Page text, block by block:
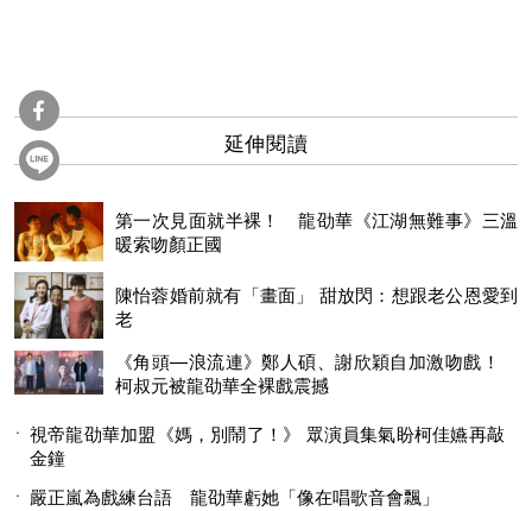
延伸閱讀
第一次見面就半裸！ 龍劭華《江湖無難事》三溫
暖索吻顏正國
陳怡蓉婚前就有「畫面」 甜放閃：想跟老公恩愛到
老
《角頭—浪流連》鄭人碩、謝欣穎自加激吻戲！
柯叔元被龍劭華全裸戲震撼
視帝龍劭華加盟《媽，別鬧了！》 眾演員集氣盼柯佳嬿再敲
金鐘
嚴正嵐為戲練台語 龍劭華虧她「像在唱歌音會飄」